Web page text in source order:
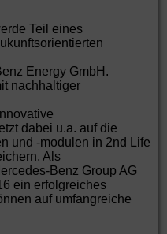
Teil eines
Energy GmbH.
nachhaltiger
dabei u.a. auf die
und -modulen in 2nd Life
Als
Benz Group AG
ein erfolgreiches
auf umfangreiche